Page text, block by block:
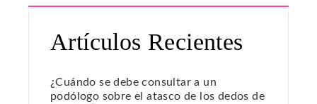
Artículos Recientes
¿Cuándo se debe consultar a un
podólogo sobre el atasco de los dedos de